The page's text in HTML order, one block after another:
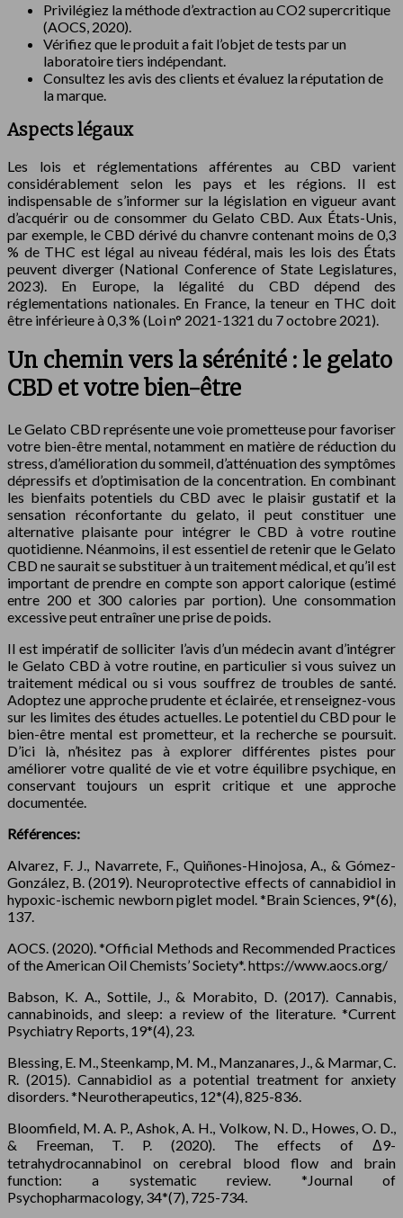
Privilégiez la méthode d’extraction au CO2 supercritique
(AOCS, 2020).
Vérifiez que le produit a fait l’objet de tests par un
laboratoire tiers indépendant.
Consultez les avis des clients et évaluez la réputation de
la marque.
Aspects légaux
Les lois et réglementations afférentes au CBD varient
considérablement selon les pays et les régions. Il est
indispensable de s’informer sur la législation en vigueur avant
d’acquérir ou de consommer du Gelato CBD. Aux États-Unis,
par exemple, le CBD dérivé du chanvre contenant moins de 0,3
% de THC est légal au niveau fédéral, mais les lois des États
peuvent diverger (National Conference of State Legislatures,
2023). En Europe, la légalité du CBD dépend des
réglementations nationales. En France, la teneur en THC doit
être inférieure à 0,3 % (Loi n° 2021-1321 du 7 octobre 2021).
Un chemin vers la sérénité : le gelato
CBD et votre bien-être
Le Gelato CBD représente une voie prometteuse pour favoriser
votre bien-être mental, notamment en matière de réduction du
stress, d’amélioration du sommeil, d’atténuation des symptômes
dépressifs et d’optimisation de la concentration. En combinant
les bienfaits potentiels du CBD avec le plaisir gustatif et la
sensation réconfortante du gelato, il peut constituer une
alternative plaisante pour intégrer le CBD à votre routine
quotidienne. Néanmoins, il est essentiel de retenir que le Gelato
CBD ne saurait se substituer à un traitement médical, et qu’il est
important de prendre en compte son apport calorique (estimé
entre 200 et 300 calories par portion). Une consommation
excessive peut entraîner une prise de poids.
Il est impératif de solliciter l’avis d’un médecin avant d’intégrer
le Gelato CBD à votre routine, en particulier si vous suivez un
traitement médical ou si vous souffrez de troubles de santé.
Adoptez une approche prudente et éclairée, et renseignez-vous
sur les limites des études actuelles. Le potentiel du CBD pour le
bien-être mental est prometteur, et la recherche se poursuit.
D’ici là, n’hésitez pas à explorer différentes pistes pour
améliorer votre qualité de vie et votre équilibre psychique, en
conservant toujours un esprit critique et une approche
documentée.
Références:
Alvarez, F. J., Navarrete, F., Quiñones-Hinojosa, A., & Gómez-
González, B. (2019). Neuroprotective effects of cannabidiol in
hypoxic-ischemic newborn piglet model. *Brain Sciences, 9*(6),
137.
AOCS. (2020). *Official Methods and Recommended Practices
of the American Oil Chemists’ Society*. https://www.aocs.org/
Babson, K. A., Sottile, J., & Morabito, D. (2017). Cannabis,
cannabinoids, and sleep: a review of the literature. *Current
Psychiatry Reports, 19*(4), 23.
Blessing, E. M., Steenkamp, M. M., Manzanares, J., & Marmar, C.
R. (2015). Cannabidiol as a potential treatment for anxiety
disorders. *Neurotherapeutics, 12*(4), 825-836.
Bloomfield, M. A. P., Ashok, A. H., Volkow, N. D., Howes, O. D.,
& Freeman, T. P. (2020). The effects of Δ9-
tetrahydrocannabinol on cerebral blood flow and brain
function: a systematic review. *Journal of
Psychopharmacology, 34*(7), 725-734.